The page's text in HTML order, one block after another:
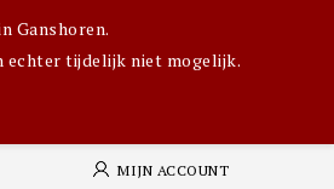
Ganshoren.
echter tijdelijk niet mogelijk.
MIJN ACCOUNT